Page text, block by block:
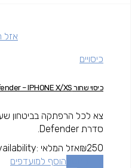
אזל
כיסויים
כיסוי שחור OtterBox Defender – IPHONE X/XS
צא לכל הרפתקה בביטחון
סדרת Defender.
₪250
אזל המלאי
הוסף למועדפים